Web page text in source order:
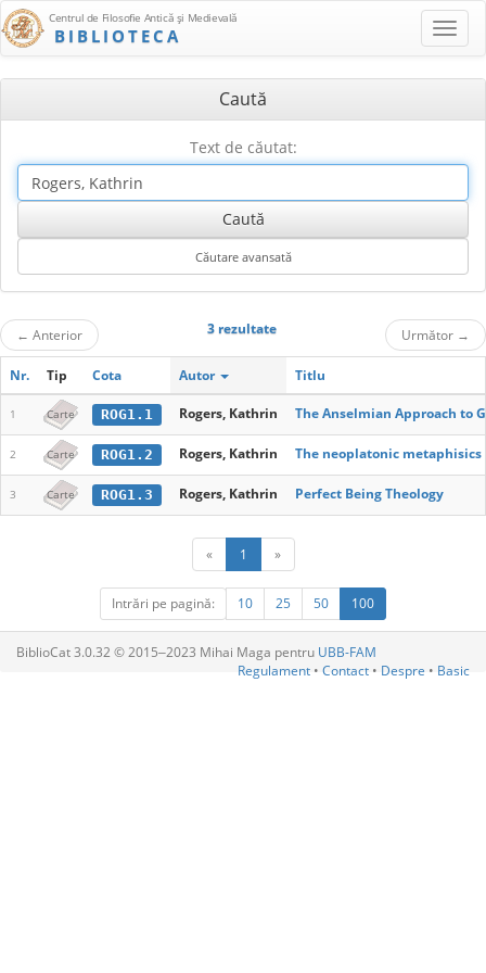
Centrul de Filosofie Antică şi Medievală
BIBLIOTECA
Caută
Text de căutat:
← Anterior 3 rezultate Următor →
Nr. Tip Cota Autor Titlu
1 Carte ROG1.1 Rogers, Kathrin The Anselmian Approach to
2 Carte ROG1.2 Rogers, Kathrin The neoplatonic
3 Carte ROG1.3 Rogers, Kathrin Perfect Being Theology
« 1 »
Intrări pe pagină: 10 25 50 100
BiblioCat 3.0.32 © 2015‒2023 Mihai Maga pentru UBB-FAM
Regulament • Contact • Despre • Basic